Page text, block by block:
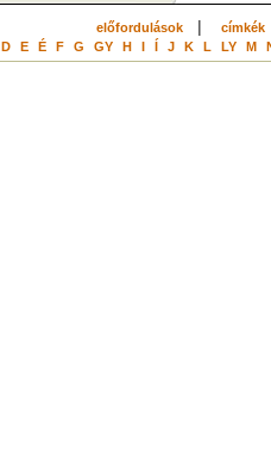
előfordulások| címkék
D E É F G GY H I Í J K L LY M